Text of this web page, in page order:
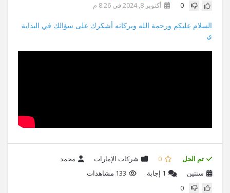
0 أكتوبر 8, 2024 في 8:26 م
السلام عليكم ورحمة الله وبركاته أشكرك على سؤالك في البداية
ي
تم الحل 0 شركات الإمارات
محمد
سنتين
1 إجابة
133 مشاهدات
0